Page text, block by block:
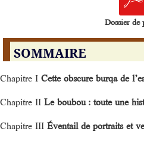
Dossier de
SOMMAIRE
Chapitre I Cette obscure burqa de
Chapitre II Le boubou : toute une
Chapitre III Éventail de portraits et